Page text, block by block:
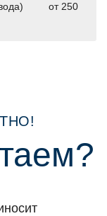
от 250